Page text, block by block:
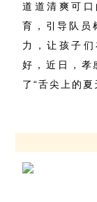
道道清爽可
育，引导队员
力，让孩子
好，近日，孝
了“舌尖上的